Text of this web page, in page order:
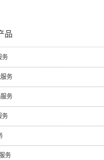
品
务
务
务
务
务